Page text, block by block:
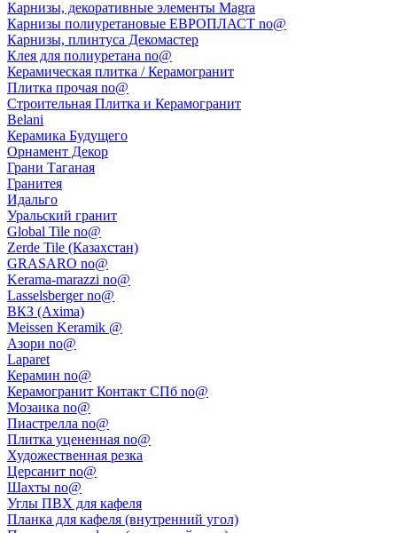
Карнизы, декоративные элементы Magra
Карнизы полиуретановые ЕВРОПЛАСТ no@
Карнизы, плинтуса Декомастер
Клея для полиуретана no@
Керамическая плитка / Керамогранит
Плитка прочая no@
Строительная Плитка и Керамогранит
Belani
Керамика Будущего
Орнамент Декор
Грани Таганая
Гранитея
Идальго
Уральский гранит
Global Tile no@
Zerde Tile (Казахстан)
GRASARO no@
Kerama-marazzi no@
Lasselsberger no@
ВКЗ (Axima)
Meissen Keramik @
Азори no@
Laparet
Керамин no@
Керамогранит Контакт СПб no@
Мозаика no@
Пиастрелла no@
Плитка уцененная no@
Художественная резка
Церсанит no@
Шахты no@
Углы ПВХ для кафеля
Планка для кафеля (внутренний угол)